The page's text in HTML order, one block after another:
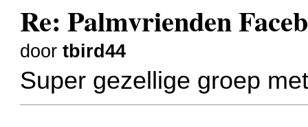
Re: Palmvrienden
doortbird44
Super gezellige groep